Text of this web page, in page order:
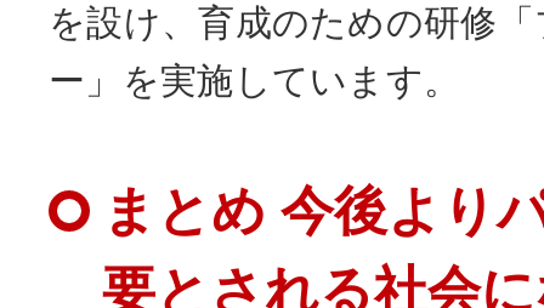
を設け、育成のための研修
ー」を実施しています。
まとめ 今後より
要とされる社会